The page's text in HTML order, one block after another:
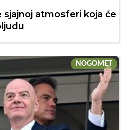
sjajnoj atmosferi koja će
NOGOMET